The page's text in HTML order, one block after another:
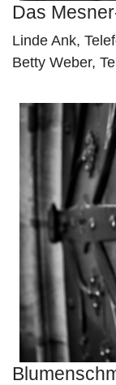
Das
Linde Ank,
Betty Weber,